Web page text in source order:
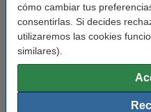
cómo cambiar tus
consentirlas. Si decides
utilizaremos las cookies
similares).
Papel A4 Estándar 80gr (500